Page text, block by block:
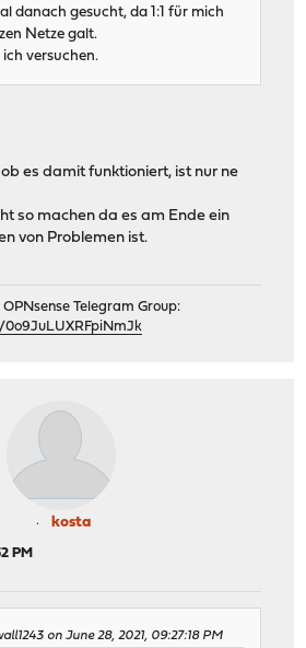
danach gesucht, da 1:1 für mich
Netze galt.
ich versuchen.
es damit funktioniert, ist nur ne
so machen da es am Ende ein
von Problemen ist.
Telegram Group:
kosta
PM
on June 28, 2021, 09:27:18 PM